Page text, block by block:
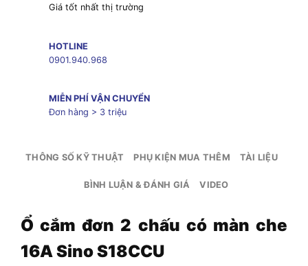
Giá tốt nhất thị trường
HOTLINE
0901.940.968
MIỄN PHÍ VẬN CHUYỂN
Đơn hàng > 3 triệu
THÔNG SỐ KỸ THUẬT PHỤ KIỆN MUA THÊM TÀI LIỆU
BÌNH LUẬN & ĐÁNH GIÁ VIDEO
Ổ cắm đơn 2 chấu có màn che
16A Sino S18CCU